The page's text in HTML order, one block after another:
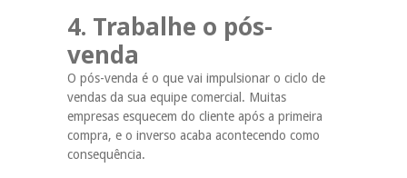
4. Trabalhe o pós-
venda
O pós-venda é o que vai impulsionar o ciclo de
vendas da sua equipe comercial. Muitas
empresas esquecem do cliente após a primeira
compra, e o inverso acaba acontecendo como
consequência.